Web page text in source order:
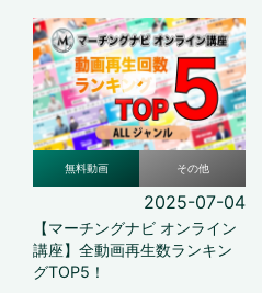
無料動画 その他
2025-07-04
【マーチングナビ オンライン
講座】全動画再生数ランキン
グTOP5！